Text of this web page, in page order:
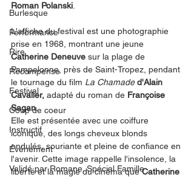
Burlesque
Performance
Rire
Récompense
Festival
Coup de coeur
Instructif
Événement
Validé par Romane. Spécial Famille
Roman Polanski
L'affiche du festival est une photographie
prise en 1968, montrant une jeune
Catherine Deneuve sur la plage de
Pampelonne, près de Saint-Tropez, pendant
le tournage du film La Chamade d'Alain
Cavalier, adapté du roman de Françoise
Sagan.
Elle est présentée avec une coiffure
iconique, des longs cheveux blonds
ondulés, souriante et pleine de confiance en
l'avenir. Cette image rappelle l'insolence, la
liberté et la magie du cinéma que Catherine